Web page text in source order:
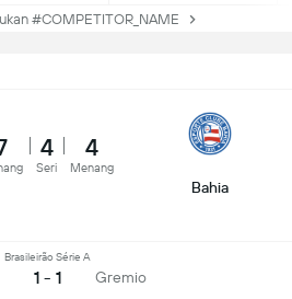
#COMPETITOR_NAME
4
Seri
4
Menang
Bahia
Brasileirão Série A
1 - 1 Gremio